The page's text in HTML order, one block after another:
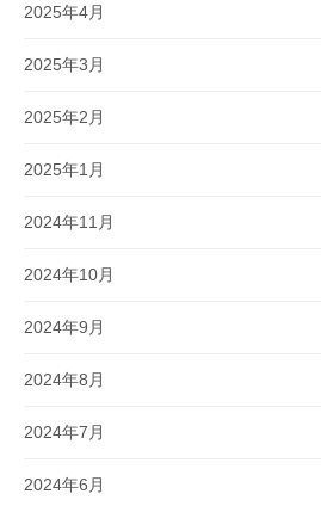
2025年4月
2025年3月
2025年2月
2025年1月
2024年11月
2024年10月
2024年9月
2024年8月
2024年7月
2024年6月